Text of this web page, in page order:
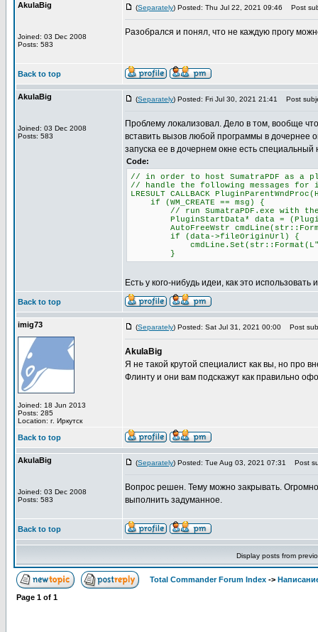
AkulaBig
Joined: 03 Dec 2008
Posts: 583
(Separately) Posted: Thu Jul 22, 2021 09:46 Post
Разобрался и понял, что не каждую прогу
Back to top
AkulaBig
Joined: 03 Dec 2008
Posts: 583
(Separately) Posted: Fri Jul 30, 2021 21:41 Post
Проблему локализовал. Дело в том, вообще
вставить вызов любой программы в дочернее
запуска ее в дочернем окне есть
Code:
// in order to host SumatraPDF as a
// handle the following messages
LRESULT CALLBACK
if (WM_CREATE == msg) {
// run SumatraPDF.exe with the -
PluginStartData* data =
AutoFreeWstr
if (data->fileOriginUrl) {
cmdLine.Set(str::Format(L"-
}
Есть у кого-нибудь идеи, как это
Back to top
imig73
Joined: 18 Jun 2013
Posts: 285
Location: г. Иркутск
(Separately) Posted: Sat Jul 31, 2021 00:00 Post
AkulaBig
Я не такой крутой специалист как вы, но про
Флинту и они вам подскажут как правильно
Back to top
AkulaBig
Joined: 03 Dec 2008
Posts: 583
(Separately) Posted: Tue Aug 03, 2021 07:31 Post
Вопрос решен. Тему можно закрывать.
выполнить задуманное.
Back to top
Display posts from
Total Commander Forum Index ->
Page 1 of 1